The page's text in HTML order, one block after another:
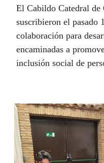
El Cabildo Catedral
suscribieron el pasado
colaboración para
encaminadas a
inclusión social de
convenio, las afiliadas
visitar gratis esta
y la tolerancia que
millones de personas.